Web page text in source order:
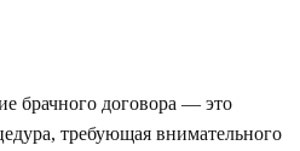
брачного договора — это
требующая внимательного